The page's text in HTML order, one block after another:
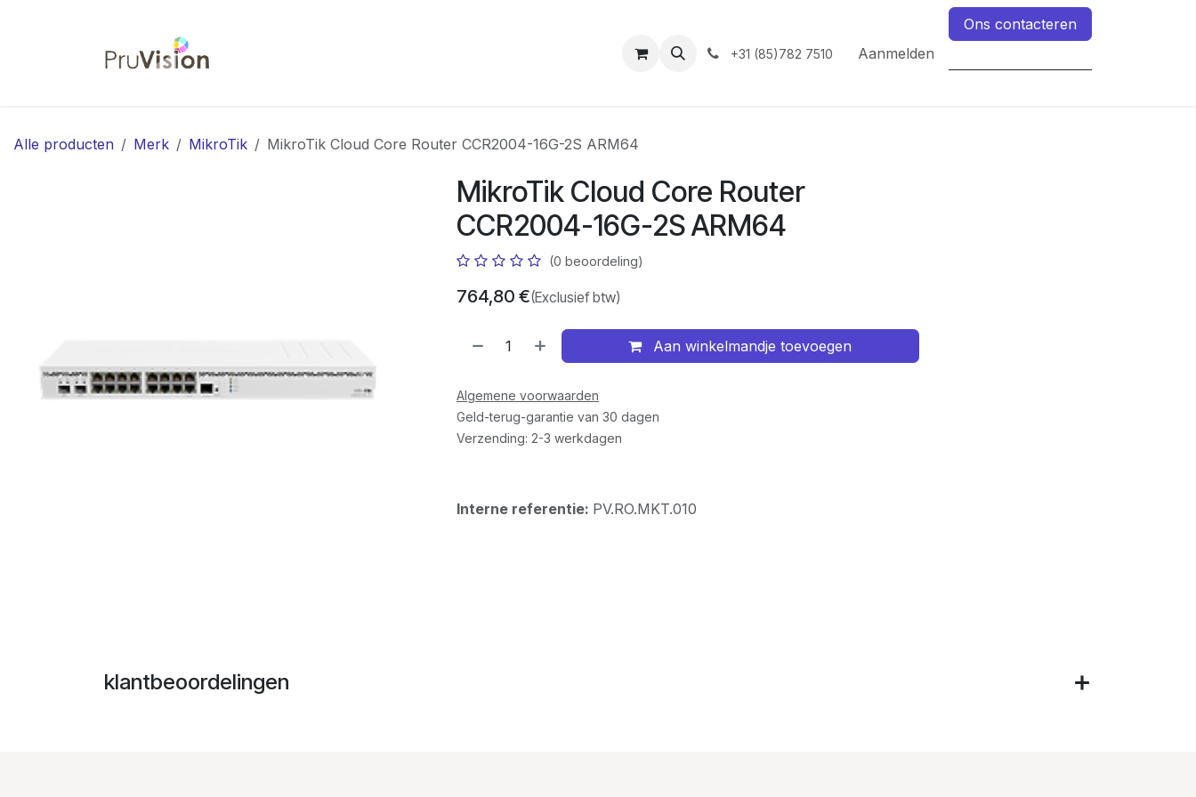
+31 (85)782 7510 Aanmelden
Ons contacteren
Alle producten Merk MikroTik MikroTik Cloud Core Router CCR2004-16G-2S ARM64
MikroTik Cloud Core Router
CCR2004-16G-2S ARM64
(0 beoordeling)
764,80 €(Exclusief btw)
Aan winkelmandje toevoegen
Algemene voorwaarden
Geld-terug-garantie van 30 dagen
Verzending: 2-3 werkdagen
Interne referentie: PV.RO.MKT.010
klantbeoordelingen